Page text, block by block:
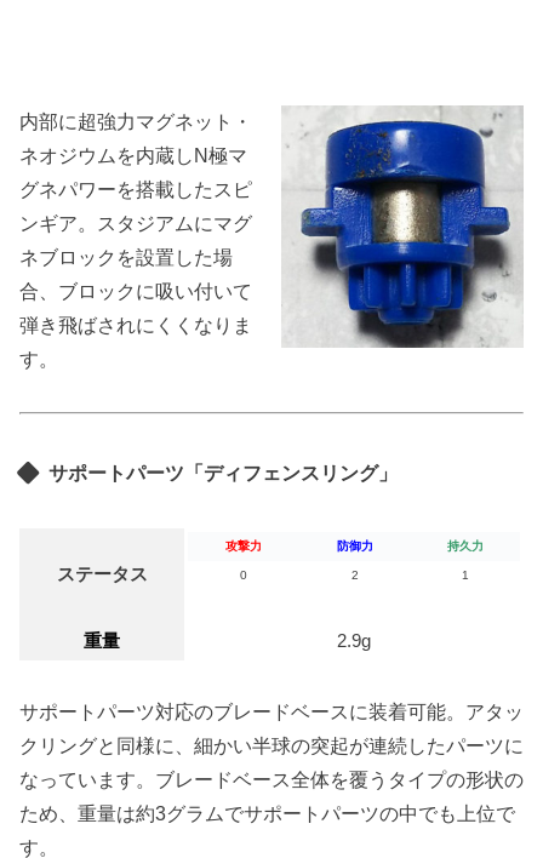
内部に超強力マグネット・
ネオジウムを内蔵しN極マ
グネパワーを搭載したスピ
ンギア。スタジアムにマグ
ネブロックを設置した場
合、ブロックに吸い付いて
弾き飛ばされにくくなりま
す。
サポートパーツ「ディフェンスリング」
ステータス
攻撃力 防御力 持久力
0 2 1
重量 2.9g
サポートパーツ対応のブレードベースに装着可能。アタッ
クリングと同様に、細かい半球の突起が連続したパーツに
なっています。ブレードベース全体を覆うタイプの形状の
ため、重量は約3グラムでサポートパーツの中でも上位で
す。